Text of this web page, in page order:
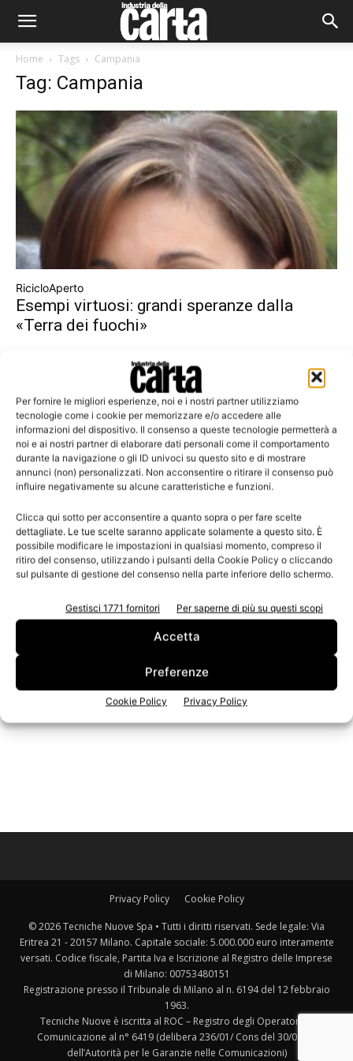
Per fornire le migliori esperienze, noi e i nostri partner utilizziamo
tecnologie come i cookie per memorizzare e/o accedere alle
informazioni del dispositivo. Il consenso a queste tecnologie permetterà a
noi e ai nostri partner di elaborare dati personali come il comportamento
durante la navigazione o gli ID univoci su questo sito e di mostrare
annunci (non) personalizzati. Non acconsentire o ritirare il consenso può
influire negativamente su alcune caratteristiche e funzioni.
Clicca qui sotto per acconsentire a quanto sopra o per fare scelte
dettagliate. Le tue scelte saranno applicate solamente a questo sito. È
possibile modificare le impostazioni in qualsiasi momento, compreso il
ritiro del consenso, utilizzando i pulsanti della Cookie Policy o cliccando
sul pulsante di gestione del consenso nella parte inferiore dello schermo.
Gestisci 1771 fornitori Per saperne di più su questi scopi
Accetta
Preferenze
Cookie Policy Privacy Policy
Home Tags Campania
Tag: Campania
RicicloAperto
Esempi virtuosi: grandi speranze dalla
«Terra dei fuochi»
Leggi la rivista
Edicola Web
Privacy Policy Cookie Policy
© 2026 Tecniche Nuove Spa • Tutti i diritti riservati. Sede legale: Via
Eritrea 21 - 20157 Milano. Capitale sociale: 5.000.000 euro interamente
versati. Codice fiscale, Partita Iva e Iscrizione al Registro delle Imprese
di Milano: 00753480151
Registrazione presso il Tribunale di Milano al n. 6194 del 12 febbraio
1963.
Tecniche Nuove è iscritta al ROC – Registro degli Operatori di
Comunicazione al n° 6419 (delibera 236/01/ Cons del 30/06/01
dell’Autorità per le Garanzie nelle Comunicazioni)